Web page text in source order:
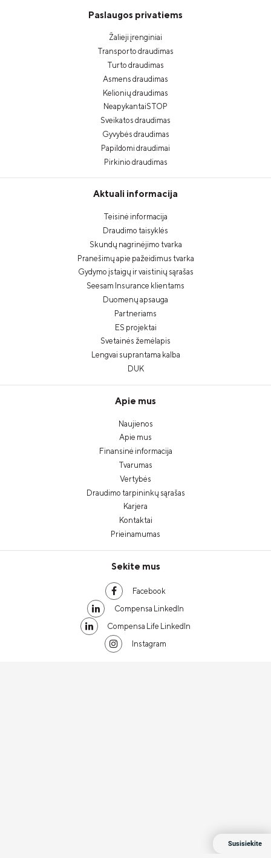
Paslaugos privatiems
Žalieji įrenginiai
Transporto draudimas
Turto draudimas
Asmens draudimas
Kelionių draudimas
NeapykantaiSTOP
Sveikatos draudimas
Gyvybės draudimas
Papildomi draudimai
Pirkinio draudimas
Aktuali informacija
Teisinė informacija
Draudimo taisyklės
Skundų nagrinėjimo tvarka
Pranešimų apie pažeidimus tvarka
Gydymo įstaigų ir vaistinių sąrašas
Seesam Insurance klientams
Duomenų apsauga
Partneriams
ES projektai
Svetainės žemėlapis
Lengvai suprantama kalba
DUK
Apie mus
Naujienos
Apie mus
Finansinė informacija
Tvarumas
Vertybės
Draudimo tarpininkų sąrašas
Karjera
Kontaktai
Prieinamumas
Sekite mus
Facebook
Compensa LinkedIn
Compensa Life LinkedIn
Instagram
Susisiekite